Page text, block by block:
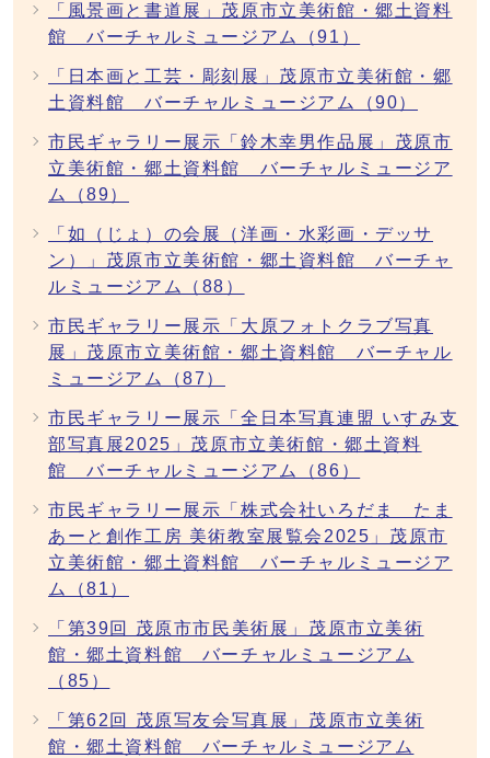
「風景画と書道展」茂原市立美術館・郷土資料
館 バーチャルミュージアム（91）
「日本画と工芸・彫刻展」茂原市立美術館・郷
土資料館 バーチャルミュージアム（90）
市民ギャラリー展示「鈴木幸男作品展」茂原市
立美術館・郷土資料館 バーチャルミュージア
ム（89）
「如（じょ）の会展（洋画・水彩画・デッサ
ン）」茂原市立美術館・郷土資料館 バーチャ
ルミュージアム（88）
市民ギャラリー展示「大原フォトクラブ写真
展」茂原市立美術館・郷土資料館 バーチャル
ミュージアム（87）
市民ギャラリー展示「全日本写真連盟 いすみ支
部写真展2025」茂原市立美術館・郷土資料
館 バーチャルミュージアム（86）
市民ギャラリー展示「株式会社いろだま たま
あーと創作工房 美術教室展覧会2025」茂原市
立美術館・郷土資料館 バーチャルミュージア
ム（81）
「第39回 茂原市市民美術展」茂原市立美術
館・郷土資料館 バーチャルミュージアム
（85）
「第62回 茂原写友会写真展」茂原市立美術
館・郷土資料館 バーチャルミュージアム